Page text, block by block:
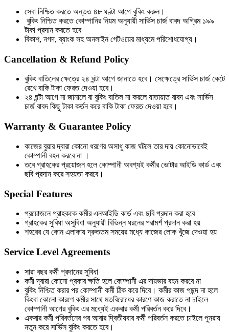
সেবা নিশ্চিত করতে অন্তত ৪৮ ঘণ্টা আগে বুকিং করুন।
বুকিং নিশ্চিত করতে কোম্পানির নিয়ম অনুযায়ী সার্ভিস চার্জ বাবদ অগ্রিম ১৯৯
টাকা প্রদান করতে হবে
বিকাশ, নগদ, ব্যাংক সহ অনলাইন গেটওয়ের মাধ্যমে পরিশোধযোগ্য।
Cancellation & Refund Policy
বুকিং বাতিলের ক্ষেত্রে ২৪ ঘন্টা আগে জানাতে হবে। সেক্ষেত্রে সার্ভিস চার্জ কেটে
রেখে বাকি টাকা ফেরত দেওয়া হবে।
২৪ ঘন্টা আগে না জানালে বা বুকিং বাতিল না করলে যাতায়াত বাবদ এবং সার্ভিস
চার্জ বাবদ কিছু টাকা কর্তন করে বাকি টাকা ফেরত দেওয়া হবে।
Warranty & Guarantee Policy
কাজের বুয়ার দ্বারা কোনো ধরণের অসাধু কাজ ঘটলে তার দায় কোনোভাবেই
কোম্পানী বহন করবে না ।
তবে গ্রাহকের প্রয়োজন হলে কোম্পানী অবশ্যই কর্মীর ভোটার আইডি কার্ড এবং
ছবি প্রদান করে সহয়তা করবে।
Special Features
প্রয়োজনে গ্রাহককে কর্মীর এনআইডি কার্ড এবং ছবি প্রদান করা হবে
গ্রাহকের সুবিধা অসুবিধা অনুযায়ী বিভিন্ন ধরনের পরামর্শ প্রদান করা হয়
শহরের যে কোন এলাকায় দ্রুততম সময়ের মধ্যে কাজের লোক খুঁজে দেওয়া হয়
Service Level Agreements
সারা বছর কর্মী প্রদানের সুবিধা
কর্মী দ্বারা কোনো প্রকার ক্ষতি হলে কোম্পানী এর দায়ভার বহন করবে না
বুকিং নিশ্চিত করার পর কোম্পানী কর্মী ঠিক করে দিবে। কর্মীর কাজ পছন্দ না হলে
কিংবা কোনো কারণে কর্মীর সাথে মতবিরোধের কারণে কাজ করাতে না চাইলে
কোম্পানী আগের বুকিং এর মধ্যেই একবার কর্মী পরিবর্তন করে দিবে।
একবার কর্মী পরিবর্তনের পর আবার দ্বিতীয়বার কর্মী পরিবর্তন করতে চাইলে পুনরায়
নতুন করে সার্ভিস বুকিং করতে হবে।